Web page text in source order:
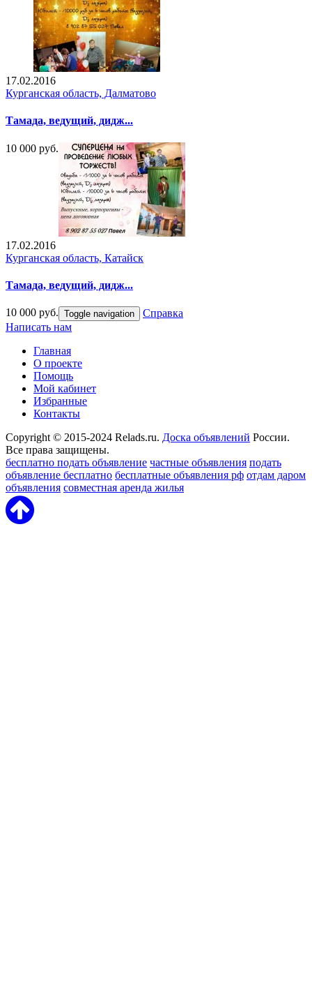
17.02.2016
Курганская область, Далматово
Тамада, ведущий, дидж...
10 000 руб.
17.02.2016
Курганская область, Катайск
Тамада, ведущий, дидж...
10 000 руб. Toggle navigation
Справка
Написать нам
Главная
О проекте
Помощь
Мой кабинет
Избранные
Контакты
Copyright © 2015-2024 Relads.ru. Доска объявлений России.
Все права защищены.
бесплатно подать объявление частные объявления подать
объявление бесплатно бесплатные объявления рф отдам даром
объявления совместная аренда жилья